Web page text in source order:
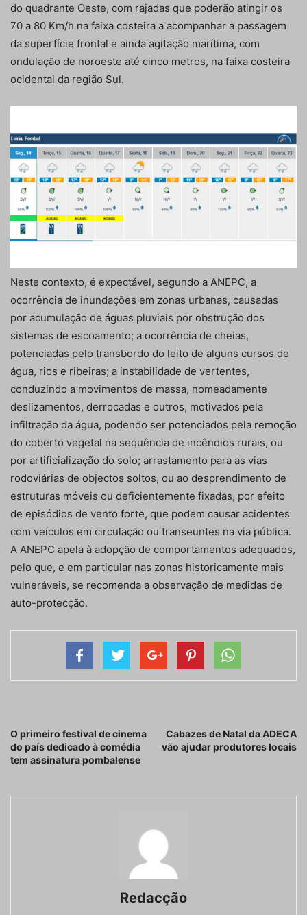
do quadrante Oeste, com rajadas que poderão atingir os
70 a 80 Km/h na faixa costeira a acompanhar a passagem
da superfície frontal e ainda agitação marítima, com
ondulação de noroeste até cinco metros, na faixa costeira
ocidental da região Sul.
Neste contexto, é expectável, segundo a ANEPC, a
ocorrência de inundações em zonas urbanas, causadas
por acumulação de águas pluviais por obstrução dos
sistemas de escoamento; a ocorrência de cheias,
potenciadas pelo transbordo do leito de alguns cursos de
água, rios e ribeiras; a instabilidade de vertentes,
conduzindo a movimentos de massa, nomeadamente
deslizamentos, derrocadas e outros, motivados pela
infiltração da água, podendo ser potenciados pela remoção
do coberto vegetal na sequência de incêndios rurais, ou
por artificialização do solo; arrastamento para as vias
rodoviárias de objectos soltos, ou ao desprendimento de
estruturas móveis ou deficientemente fixadas, por efeito
de episódios de vento forte, que podem causar acidentes
com veículos em circulação ou transeuntes na via pública.
A ANEPC apela à adopção de comportamentos adequados,
pelo que, e em particular nas zonas historicamente mais
vulneráveis, se recomenda a observação de medidas de
auto-protecção.
O primeiro festival de cinema
do país dedicado à comédia
tem assinatura pombalense
Cabazes de Natal da ADECA
vão ajudar produtores locais
Redacção